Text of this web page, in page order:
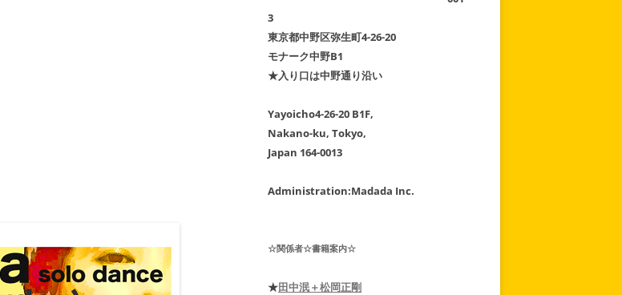
3
東京都中野区弥生町4-26-20
モナーク中野B1
★入り口は中野通り沿い
Yayoicho4-26-20 B1F,
Nakano-ku, Tokyo,
Japan 164-0013
Administration:Madada Inc.
☆関係者☆書籍案内☆
★田中泯＋松岡正剛